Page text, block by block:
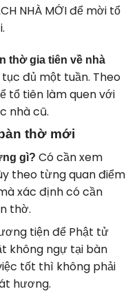
NHÀ MỚI để mời tổ
thờ gia tiên về nhà
đủ một tuần. Theo
tổ tiên làm quen với
nhà cũ.
thờ mới
gì? Có cần xem
theo từng quan điểm
xác định có cần
thờ.
tiện để Phật tử
không ngự tại bàn
tốt thì không phải
hương.